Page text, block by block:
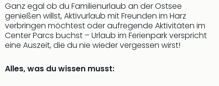
Ganz egal ob du Familienurlaub an der Ostsee
genießen willst, Aktivurlaub mit Freunden im Harz
verbringen möchtest oder aufregende Aktivitäten im
Center Parcs buchst – Urlaub im Ferienpark verspricht
eine Auszeit, die du nie wieder vergessen wirst!
Alles, was du wissen musst: